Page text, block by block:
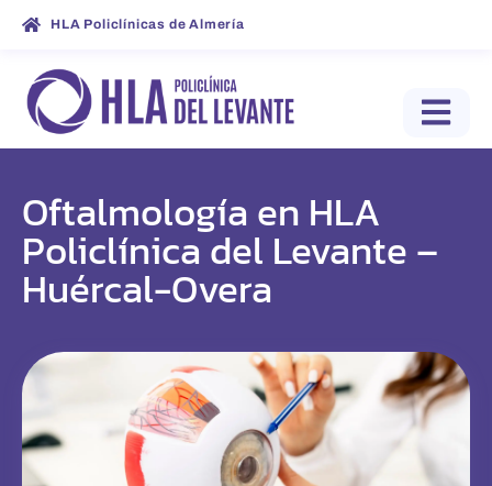
HLA Policlínicas de Almería
Oftalmología en HLA
Policlínica del Levante –
Huércal-Overa